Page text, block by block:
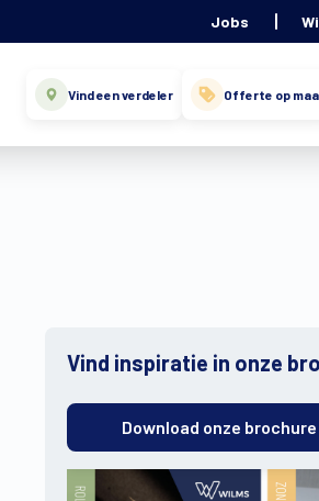
Jobs
Vind een verdeler Offerte op
Vind inspiratie in onze
Download onze brochure